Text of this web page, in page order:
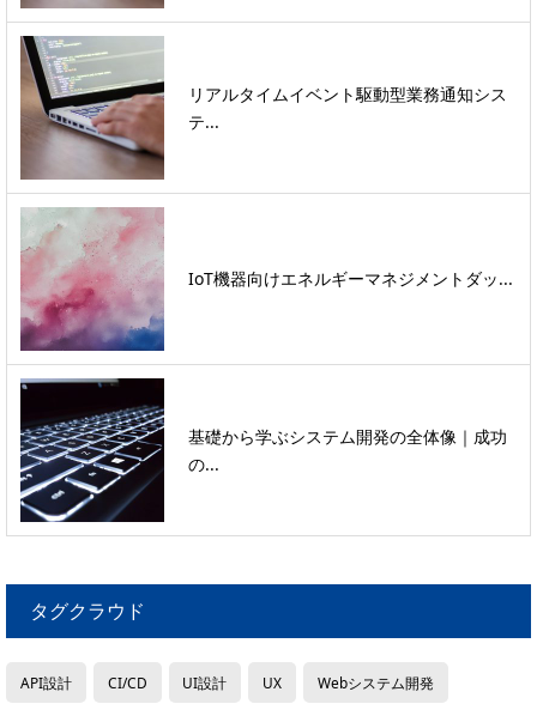
リアルタイムイベント駆動型業務通知シス
テ...
IoT機器向けエネルギーマネジメントダッ...
基礎から学ぶシステム開発の全体像｜成功
の...
タグクラウド
API設計 CI/CD UI設計 UX Webシステム開発